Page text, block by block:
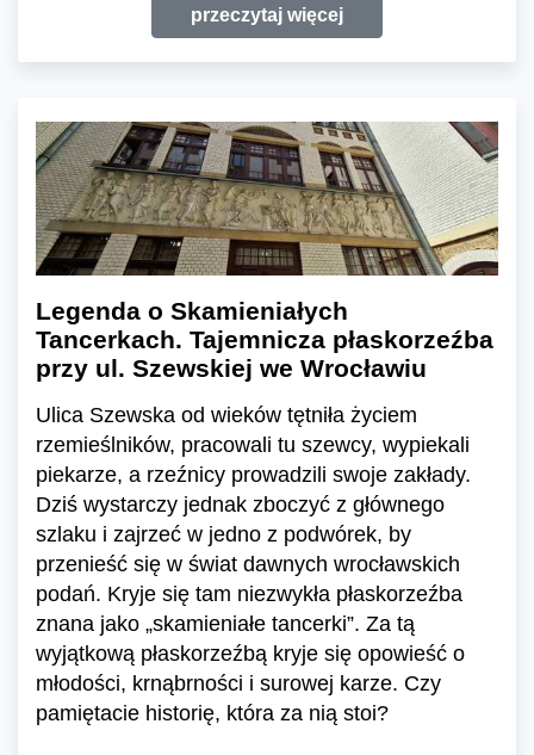
przeczytaj więcej
Legenda o Skamieniałych
Tancerkach. Tajemnicza płaskorzeźba
przy ul. Szewskiej we Wrocławiu
Ulica Szewska od wieków tętniła życiem
rzemieślników, pracowali tu szewcy, wypiekali
piekarze, a rzeźnicy prowadzili swoje zakłady.
Dziś wystarczy jednak zboczyć z głównego
szlaku i zajrzeć w jedno z podwórek, by
przenieść się w świat dawnych wrocławskich
podań. Kryje się tam niezwykła płaskorzeźba
znana jako „skamieniałe tancerki”. Za tą
wyjątkową płaskorzeźbą kryje się opowieść o
młodości, krnąbrności i surowej karze. Czy
pamiętacie historię, która za nią stoi?